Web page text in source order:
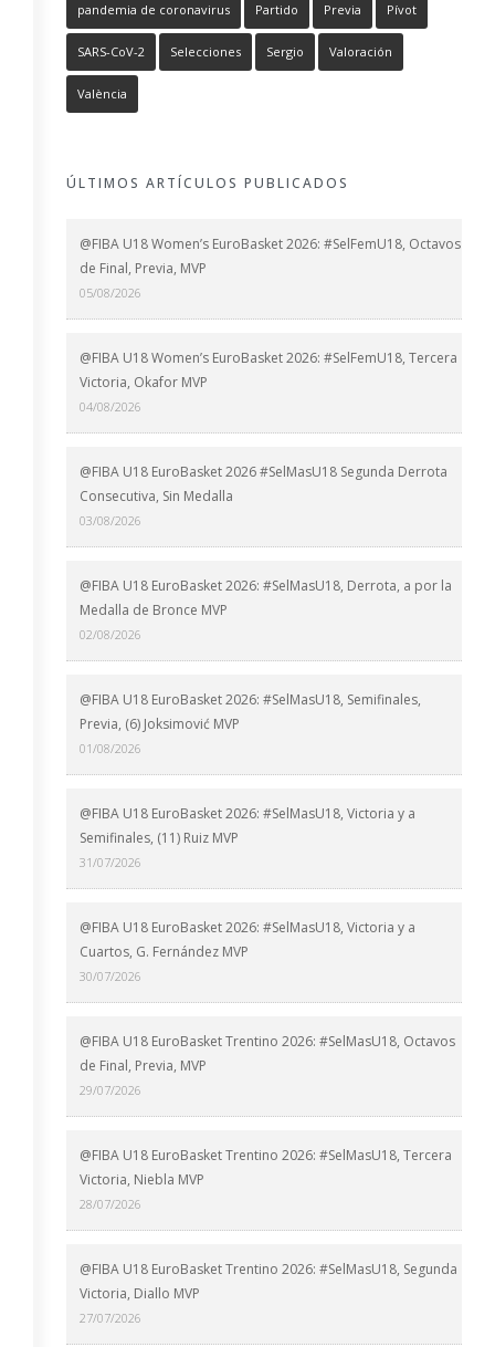
pandemia de coronavirus Partido Previa Pívot
SARS-CoV-2 Selecciones Sergio Valoración
València
ÚLTIMOS ARTÍCULOS PUBLICADOS
@FIBA U18 Women’s EuroBasket 2026: #SelFemU18, Octavos
de Final, Previa, MVP
05/08/2026
@FIBA U18 Women’s EuroBasket 2026: #SelFemU18, Tercera
Victoria, Okafor MVP
04/08/2026
@FIBA U18 EuroBasket 2026 #SelMasU18 Segunda Derrota
Consecutiva, Sin Medalla
03/08/2026
@FIBA U18 EuroBasket 2026: #SelMasU18, Derrota, a por la
Medalla de Bronce MVP
02/08/2026
@FIBA U18 EuroBasket 2026: #SelMasU18, Semifinales,
Previa, (6) Joksimović MVP
01/08/2026
@FIBA U18 EuroBasket 2026: #SelMasU18, Victoria y a
Semifinales, (11) Ruiz MVP
31/07/2026
@FIBA U18 EuroBasket 2026: #SelMasU18, Victoria y a
Cuartos, G. Fernández MVP
30/07/2026
@FIBA U18 EuroBasket Trentino 2026: #SelMasU18, Octavos
de Final, Previa, MVP
29/07/2026
@FIBA U18 EuroBasket Trentino 2026: #SelMasU18, Tercera
Victoria, Niebla MVP
28/07/2026
@FIBA U18 EuroBasket Trentino 2026: #SelMasU18, Segunda
Victoria, Diallo MVP
27/07/2026